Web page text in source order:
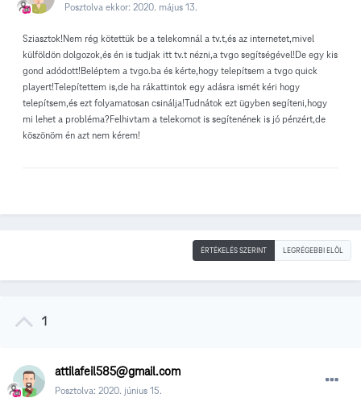
Posztolva ekkor: 2020. május 13.
Sziasztok!Nem rég kötettük be a telekomnál a tv.t,és az internetet,mivel
külföldön dolgozok,és én is tudjak itt tv.t nézni,a tvgo segítségével!De egy kis
gond adódott!Beléptem a tvgo.ba és kérte,hogy telepítsem a tvgo quick
playert!Telepítettem is,de ha rákattintok egy adásra ismét kéri hogy
telepítsem,és ezt folyamatosan csinálja!Tudnátok ezt ügyben segíteni,hogy
mi lehet a probléma?Felhivtam a telekomot is segítenének is jó pénzért,de
köszönöm én azt nem kérem!
ÉRTÉKELÉS SZERINT LEGRÉGEBBI ELÖL
1
attilafeil585@gmail.com
Posztolva: 2020. június 15.